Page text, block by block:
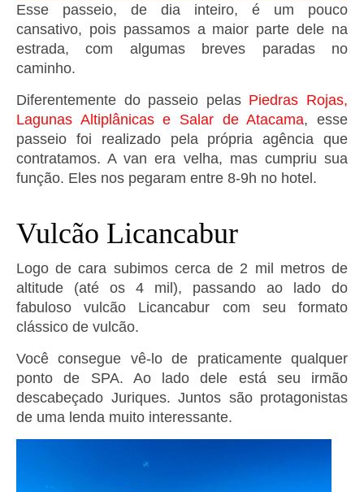
Esse passeio, de dia inteiro, é um pouco
cansativo, pois passamos a maior parte dele na
estrada, com algumas breves paradas no
caminho.
Diferentemente do passeio pelas Piedras Rojas,
Lagunas Altiplânicas e Salar de Atacama, esse
passeio foi realizado pela própria agência que
contratamos. A van era velha, mas cumpriu sua
função. Eles nos pegaram entre 8-9h no hotel.
Vulcão Licancabur
Logo de cara subimos cerca de 2 mil metros de
altitude (até os 4 mil), passando ao lado do
fabuloso vulcão Licancabur com seu formato
clássico de vulcão.
Você consegue vê-lo de praticamente qualquer
ponto de SPA. Ao lado dele está seu irmão
descabeçado Juriques. Juntos são protagonistas
de uma lenda muito interessante.